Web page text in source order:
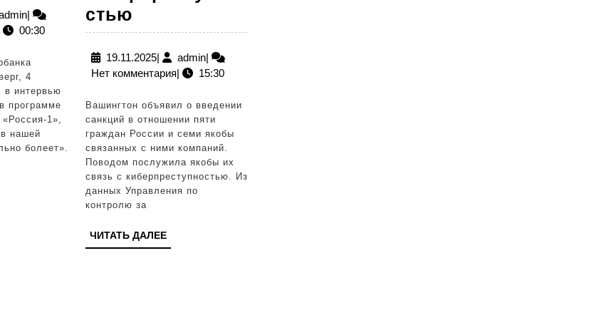
admin
|
00:30
4
в интервью
программе
1»,
нашей
болеет».
стью
ввели
санкции
против
россиян
под
предлогом
борьбы
с
киберпреступностью
19.11.202519.11.2025
| adminadmin
|
Нет комментария| 15:30
Вашингтон объявил о введении
санкций в отношении пяти
граждан России и семи якобы
связанных с ними компаний.
Поводом послужила якобы их
связь с киберпреступностью. Из
данных Управления по
контролю за
ЧИТАТЬ ДАЛЕЕЧИТАТЬ
ДАЛЕЕ